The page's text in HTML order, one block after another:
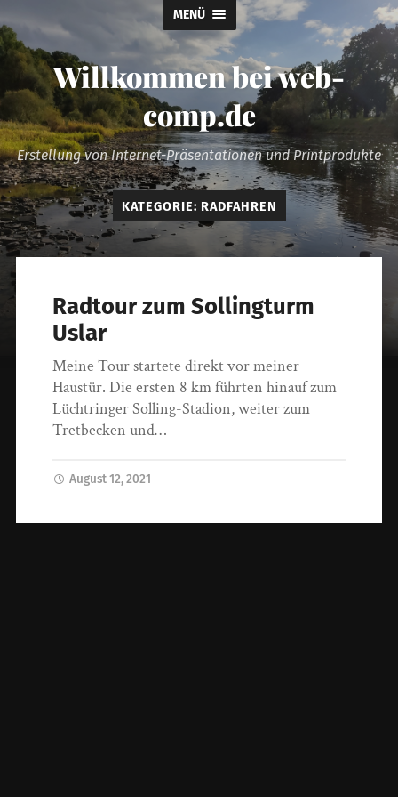
MENÜ
Willkommen bei web-
comp.de
Erstellung von Internet-Präsentationen und Printprodukte
KATEGORIE: RADFAHREN
Radtour zum Sollingturm
Uslar
Meine Tour startete direkt vor meiner
Haustür. Die ersten 8 km führten hinauf zum
Lüchtringer Solling-Stadion, weiter zum
Tretbecken und…
August 12, 2021